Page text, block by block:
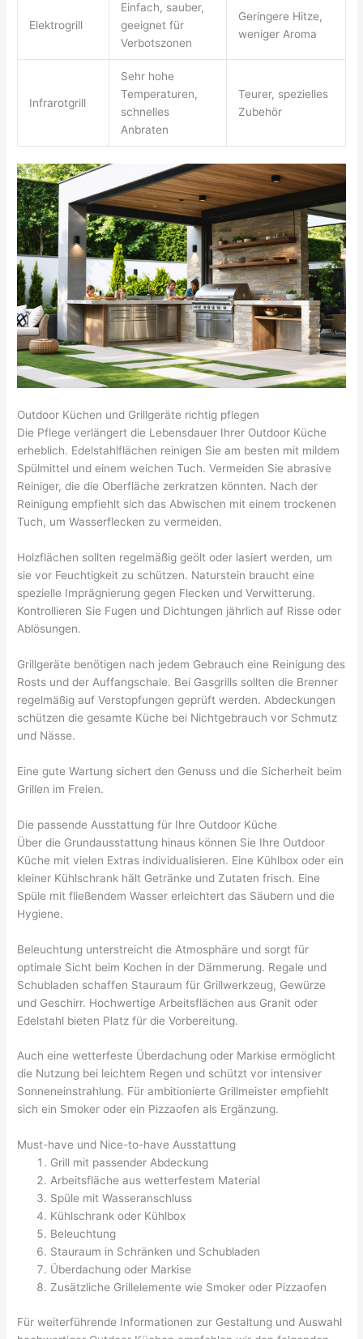
Elektrogrill
Einfach, sauber,
geeignet für
Verbotszonen
Geringere Hitze,
weniger Aroma
Infrarotgrill
Sehr hohe
Temperaturen,
schnelles
Anbraten
Teurer, spezielles
Zubehör
Outdoor Küchen und Grillgeräte richtig pflegen
Die Pflege verlängert die Lebensdauer Ihrer Outdoor Küche
erheblich. Edelstahlflächen reinigen Sie am besten mit mildem
Spülmittel und einem weichen Tuch. Vermeiden Sie abrasive
Reiniger, die die Oberfläche zerkratzen könnten. Nach der
Reinigung empfiehlt sich das Abwischen mit einem trockenen
Tuch, um Wasserflecken zu vermeiden.
Holzflächen sollten regelmäßig geölt oder lasiert werden, um
sie vor Feuchtigkeit zu schützen. Naturstein braucht eine
spezielle Imprägnierung gegen Flecken und Verwitterung.
Kontrollieren Sie Fugen und Dichtungen jährlich auf Risse oder
Ablösungen.
Grillgeräte benötigen nach jedem Gebrauch eine Reinigung des
Rosts und der Auffangschale. Bei Gasgrills sollten die Brenner
regelmäßig auf Verstopfungen geprüft werden. Abdeckungen
schützen die gesamte Küche bei Nichtgebrauch vor Schmutz
und Nässe.
Eine gute Wartung sichert den Genuss und die Sicherheit beim
Grillen im Freien.
Die passende Ausstattung für Ihre Outdoor Küche
Über die Grundausstattung hinaus können Sie Ihre Outdoor
Küche mit vielen Extras individualisieren. Eine Kühlbox oder ein
kleiner Kühlschrank hält Getränke und Zutaten frisch. Eine
Spüle mit fließendem Wasser erleichtert das Säubern und die
Hygiene.
Beleuchtung unterstreicht die Atmosphäre und sorgt für
optimale Sicht beim Kochen in der Dämmerung. Regale und
Schubladen schaffen Stauraum für Grillwerkzeug, Gewürze
und Geschirr. Hochwertige Arbeitsflächen aus Granit oder
Edelstahl bieten Platz für die Vorbereitung.
Auch eine wetterfeste Überdachung oder Markise ermöglicht
die Nutzung bei leichtem Regen und schützt vor intensiver
Sonneneinstrahlung. Für ambitionierte Grillmeister empfiehlt
sich ein Smoker oder ein Pizzaofen als Ergänzung.
Must-have und Nice-to-have Ausstattung
Grill mit passender Abdeckung
Arbeitsfläche aus wetterfestem Material
Spüle mit Wasseranschluss
Kühlschrank oder Kühlbox
Beleuchtung
Stauraum in Schränken und Schubladen
Überdachung oder Markise
Zusätzliche Grillelemente wie Smoker oder Pizzaofen
Für weiterführende Informationen zur Gestaltung und Auswahl